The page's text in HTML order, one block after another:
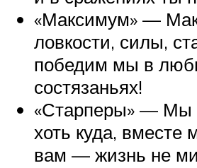
«Максимум» —
ловкости, силы,
победим мы в
состязаньях!
«Старперы» — Мы
хоть куда, вместе
вам — жизнь не